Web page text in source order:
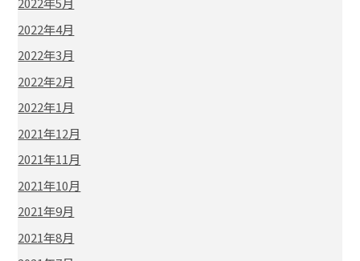
2022年4月
2022年3月
2022年2月
2022年1月
2021年12月
2021年11月
2021年10月
2021年9月
2021年8月